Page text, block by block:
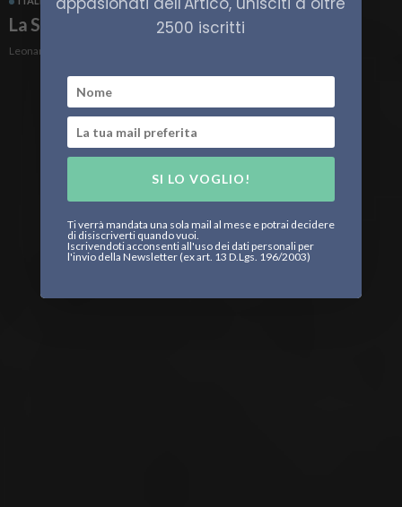
La Storia del Dirigibile Italia
Leonardo Parigi
2500 iscritti
SI LO VOGLIO!
Ti verrà mandata una sola mail al mese e potrai decidere
di disiscriverti quando vuoi.
Iscrivendoti acconsenti all'uso dei dati personali per
l'invio della Newsletter (ex art. 13 D.Lgs. 196/2003)